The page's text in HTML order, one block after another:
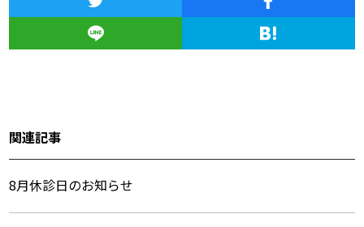
関連記事
8月休診日のお知らせ